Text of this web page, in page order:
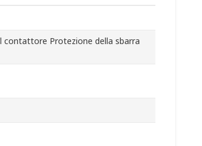
contattore Protezione della sbarra